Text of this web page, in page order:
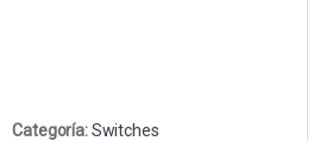
Categoría:Switches